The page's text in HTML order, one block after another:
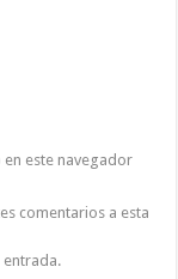
este navegador
comentarios a esta
entrada.